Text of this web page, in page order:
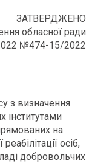
ЗАТВЕРДЖЕНО
обласної ради
№474-15/2022
з визначення
інститутами
на
осіб,
добровольчих